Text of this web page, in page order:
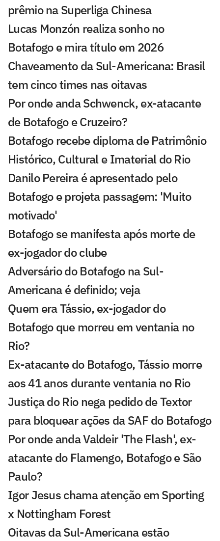
prêmio na Superliga Chinesa
Lucas Monzón realiza sonho no
Botafogo e mira título em 2026
Chaveamento da Sul-Americana: Brasil
tem cinco times nas oitavas
Por onde anda Schwenck, ex-atacante
de Botafogo e Cruzeiro?
Botafogo recebe diploma de Patrimônio
Histórico, Cultural e Imaterial do Rio
Danilo Pereira é apresentado pelo
Botafogo e projeta passagem: 'Muito
motivado'
Botafogo se manifesta após morte de
ex-jogador do clube
Adversário do Botafogo na Sul-
Americana é definido; veja
Quem era Tássio, ex-jogador do
Botafogo que morreu em ventania no
Rio?
Ex-atacante do Botafogo, Tássio morre
aos 41 anos durante ventania no Rio
Justiça do Rio nega pedido de Textor
para bloquear ações da SAF do Botafogo
Por onde anda Valdeir 'The Flash', ex-
atacante do Flamengo, Botafogo e São
Paulo?
Igor Jesus chama atenção em Sporting
x Nottingham Forest
Oitavas da Sul-Americana estão